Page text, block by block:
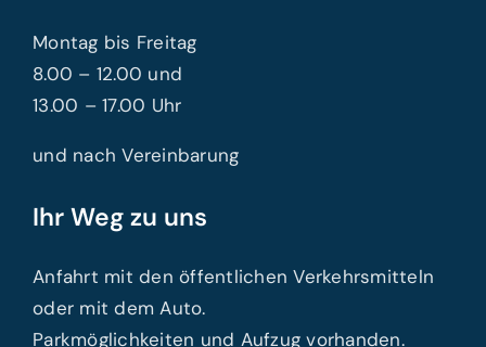
Montag bis Freitag
8.00 – 12.00 und
13.00 – 17.00 Uhr
und nach Vereinbarung
Ihr Weg zu uns
Anfahrt mit den öffentlichen Verkehrsmitteln
oder mit dem Auto.
Parkmöglichkeiten und Aufzug vorhanden.